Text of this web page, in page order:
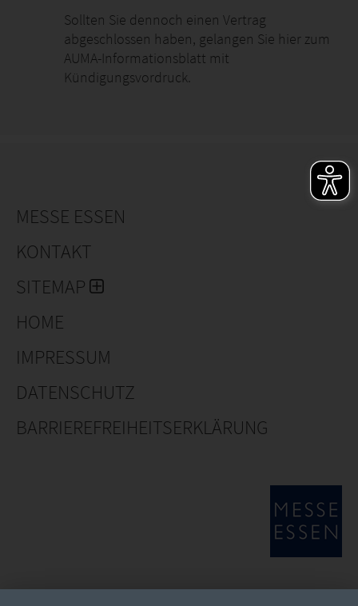
Sollten Sie dennoch einen Vertrag
abgeschlossen haben, gelangen Sie hier zum
AUMA-Informationsblatt mit
Kündigungsvordruck.
MESSE ESSEN
KONTAKT
SITEMAP
HOME
IMPRESSUM
DATENSCHUTZ
BARRIEREFREIHEITSERKLÄRUNG